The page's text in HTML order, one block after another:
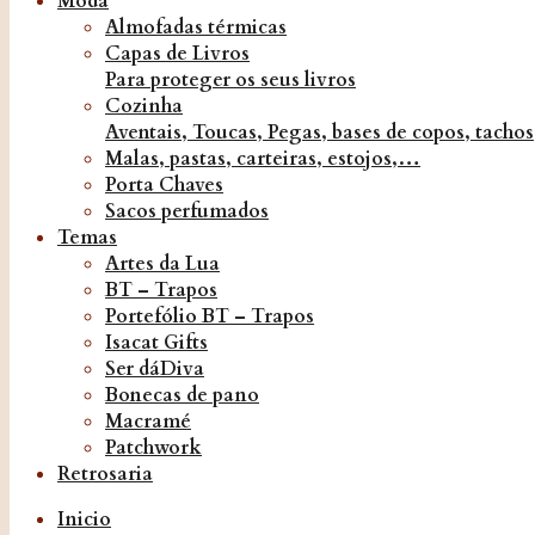
Almofadas térmicas
Capas de Livros
Para proteger os seus livros
Cozinha
Aventais, Toucas, Pegas, bases de copos,
Malas, pastas, carteiras, estojos,…
Porta Chaves
Sacos perfumados
Temas
Artes da Lua
BT – Trapos
Portefólio BT – Trapos
Isacat Gifts
Ser dáDiva
Bonecas de pano
Macramé
Patchwork
Retrosaria
Inicio